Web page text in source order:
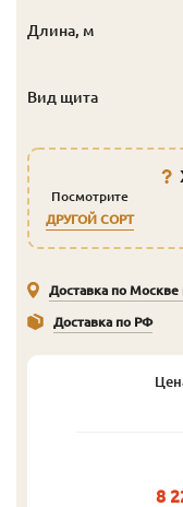
Длина, м
Вид щита
Посмотрите
ДРУГОЙ СОРТ
Доставка по
Доставка по РФ
8